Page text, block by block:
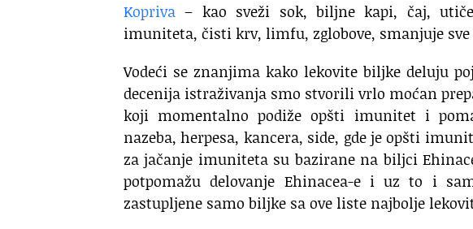
Kopriva– kao sveži sok, biljne kapi, čaj,
imuniteta, čisti krv, limfu, zglobove, smanjuje
Vodeći se znanjima kako lekovite biljke deluju
decenija istraživanja smo stvorili vrlo moćan
koji momentalno podiže opšti imunitet i
nazeba, herpesa, kancera, side, gde je opšti
za jačanje imuniteta su bazirane na biljci
potpomažu delovanje Ehinacea-e i uz to i
zastupljene samo biljke sa ove liste najbolje